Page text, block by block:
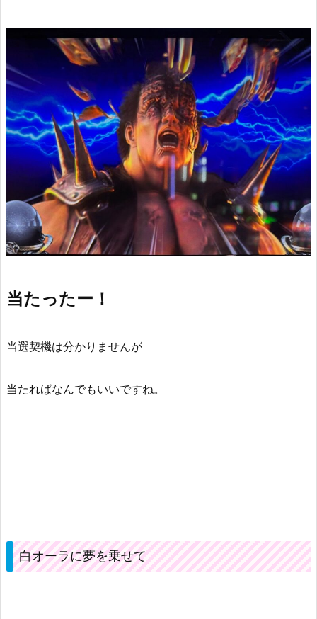
当たったー！
当選契機は分かりませんが
当たればなんでもいいですね。
白オーラに夢を乗せて